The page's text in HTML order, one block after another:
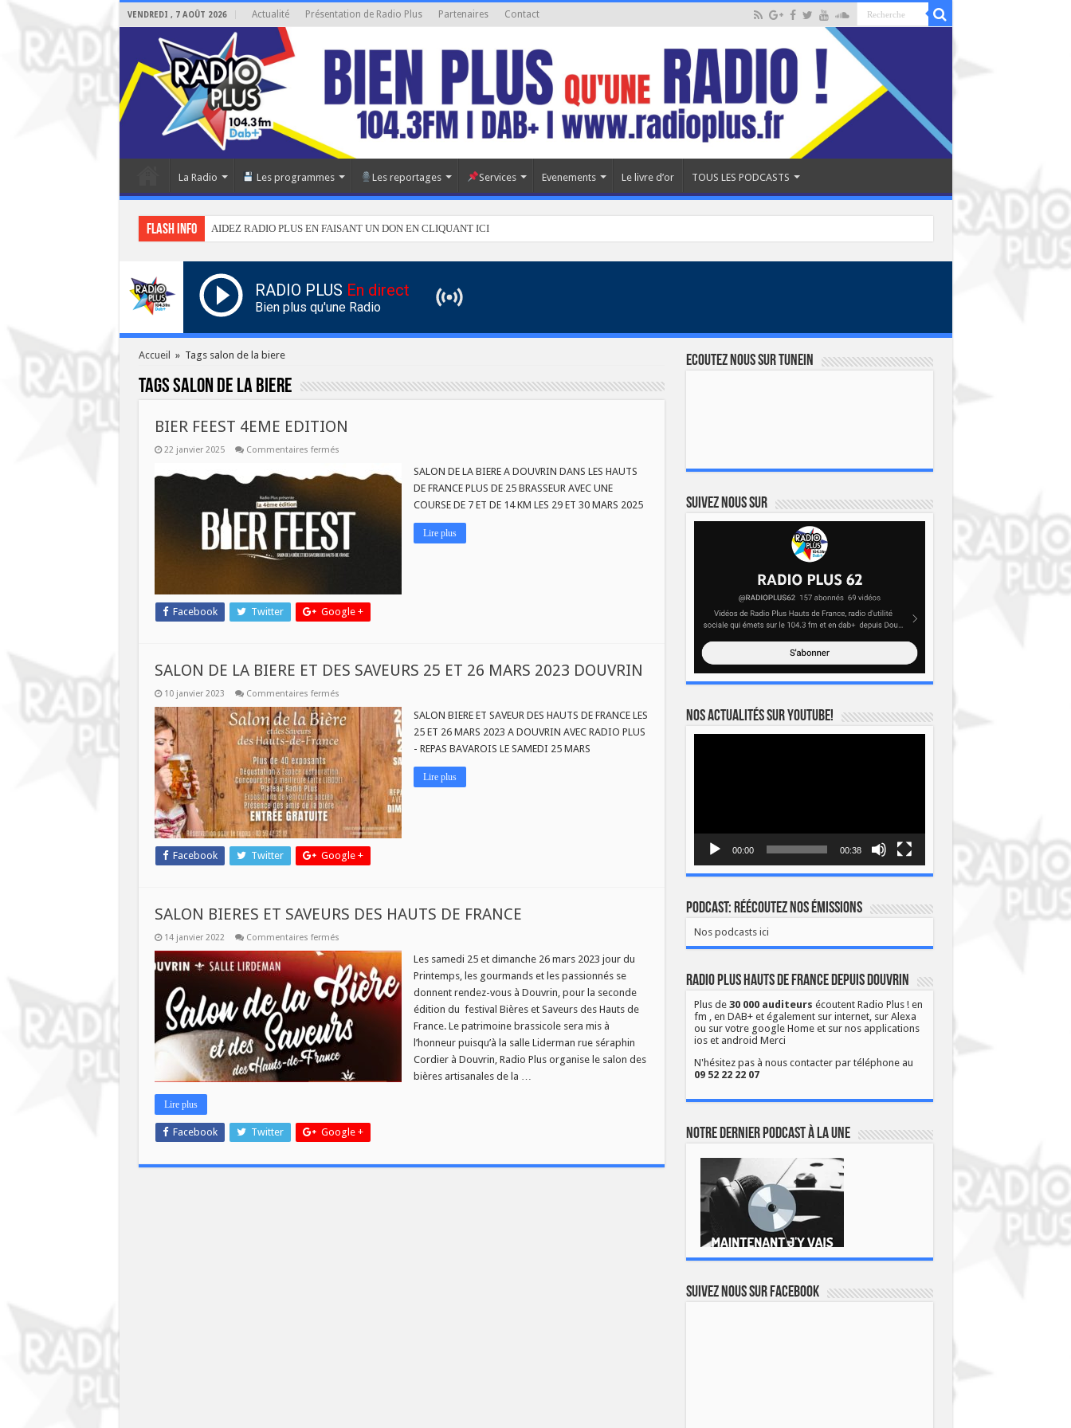
VENDREDI , 7 AOÛT 2026 Actualité Présentation de Radio Plus Partenaires Contact
La Radio Les programmes Les reportages Services Evenements Le livre d’or TOUS LES PODCASTS
Flash info AIDEZ RADIO PLUS EN FAISANT UN DON EN CLIQUANT ICI
RADIO PLUS En direct
Bien plus qu'une Radio
Accueil » Tags salon de la biere
Tagssalon de la biere
BIER FEEST 4EME EDITION
22 janvier 2025 Commentaires ferméssur
4EME
SALON DE LA BIERE A DOUVRIN DANS LES HAUTS
DE FRANCE PLUS DE 25 BRASSEUR AVEC UNE
COURSE DE 7 ET DE 14 KM LES 29 ET 30 MARS 2025
Lire plus
Facebook Twitter Google +
SALON DE LA BIERE ET DES SAVEURS 25 ET 26 MARS 2023 DOUVRIN
10 janvier 2023 Commentaires ferméssur
DE
LA
ET
DES
SAVEURS
25
ET
26
MARS
DOUVRIN
SALON BIERE ET SAVEUR DES HAUTS DE FRANCE LES
25 ET 26 MARS 2023 A DOUVRIN AVEC RADIO PLUS
- REPAS BAVAROIS LE SAMEDI 25 MARS
Lire plus
Facebook Twitter Google +
SALON BIERES ET SAVEURS DES HAUTS DE FRANCE
14 janvier 2022 Commentaires ferméssur
BIERES
ET
SAVEURS
DES
HAUTS
DE
FRANCE
Les samedi 25 et dimanche 26 mars 2023 jour du
Printemps, les gourmands et les passionnés se
donnent rendez-vous à Douvrin, pour la seconde
édition du festival Bières et Saveurs des Hauts de
France. Le patrimoine brassicole sera mis à
l’honneur puisqu’à la salle Liderman rue séraphin
Cordier à Douvrin, Radio Plus organise le salon des
bières artisanales de la …
Lire plus
Facebook Twitter Google +
Ecoutez nous sur TuneIn
Suivez nous sur
Nos actualités sur YOUTUBE!
00:00 00:38
Podcast: Réécoutez nos émissions
Nos podcasts ici
Radio Plus Hauts de France depuis Douvrin
Plus de 30 000 auditeurs écoutent Radio Plus ! en
fm , en DAB+ et également sur internet, sur Alexa
ou sur votre google Home et sur nos applications
ios et android Merci
N'hésitez pas à nous contacter par téléphone au
09 52 22 22 07
Notre dernier podcast à la une
Suivez nous sur Facebook